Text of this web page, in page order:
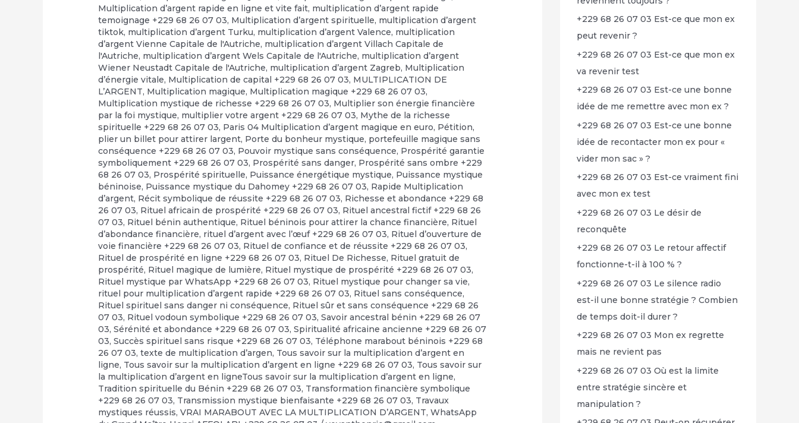
Multiplication d’argent rapide en ligne et vite fait, multiplication d’argent rapide
temoignage +229 68 26 07 03, Multiplication d’argent spirituelle, multiplication d’argent
tiktok, multiplication d’argent Turku, multiplication d’argent Valence, multiplication
d’argent Vienne Capitale de l'Autriche, multiplication d’argent Villach Capitale de
l'Autriche, multiplication d’argent Wels Capitale de l'Autriche, multiplication d’argent
Wiener Neustadt Capitale de l'Autriche, multiplication d’argent Zagreb, Multiplication
d’énergie vitale, Multiplication de capital +229 68 26 07 03, MULTIPLICATION DE
L’ARGENT, Multiplication magique, Multiplication magique +229 68 26 07 03,
Multiplication mystique de richesse +229 68 26 07 03, Multiplier son énergie financière
par la foi mystique, multiplier votre argent +229 68 26 07 03, Mythe de la richesse
spirituelle +229 68 26 07 03, Paris 04 Multiplication d’argent magique en euro, Pétition,
plier un billet pour attirer largent, Porte du bonheur mystique, portefeuille magique sans
conséquence +229 68 26 07 03, Pouvoir mystique sans conséquence, Prospérité garantie
symboliquement +229 68 26 07 03, Prospérité sans danger, Prospérité sans ombre +229
68 26 07 03, Prospérité spirituelle, Puissance énergétique mystique, Puissance mystique
béninoise, Puissance mystique du Dahomey +229 68 26 07 03, Rapide Multiplication
d’argent, Récit symbolique de réussite +229 68 26 07 03, Richesse et abondance +229 68
26 07 03, Rituel africain de prospérité +229 68 26 07 03, Rituel ancestral fictif +229 68 26
07 03, Rituel bénin authentique, Rituel béninois pour attirer la chance financière, Rituel
d’abondance financière, rituel d’argent avec l’œuf +229 68 26 07 03, Rituel d’ouverture de
voie financière +229 68 26 07 03, Rituel de confiance et de réussite +229 68 26 07 03,
Rituel de prospérité en ligne +229 68 26 07 03, Rituel De Richesse, Rituel gratuit de
prospérité, Rituel magique de lumière, Rituel mystique de prospérité +229 68 26 07 03,
Rituel mystique par WhatsApp +229 68 26 07 03, Rituel mystique pour changer sa vie,
rituel pour multiplication d’argent rapide +229 68 26 07 03, Rituel sans conséquence,
Rituel spirituel sans danger ni conséquence, Rituel sûr et sans conséquence +229 68 26
07 03, Rituel vodoun symbolique +229 68 26 07 03,Savoir ancestral bénin +229 68 26 07
03,Sérénité et abondance +229 68 26 07 03,Spiritualité africaine ancienne +229 68 26 07
03,Succès spirituel sans risque +229 68 26 07 03, Téléphone marabout béninois +229 68
26 07 03,texte de multiplication d’argen, Tous savoir sur la multiplication d’argent en
ligne, Tous savoir sur la multiplication d’argent en ligne +229 68 26 07 03, Tous savoir sur
la multiplication d’argent en ligneTous savoir sur la multiplication d’argent en ligne,
Tradition spirituelle du Bénin +229 68 26 07 03, Transformation financière symbolique
+229 68 26 07 03, Transmission mystique bienfaisante +229 68 26 07 03, Travaux
mystiques réussis,VRAI MARABOUT AVEC LA MULTIPLICATION D’ARGENT,WhatsApp
+229 68 26 07 03 Est-ce que mon ex
peut revenir ?
+229 68 26 07 03 Est-ce que mon ex
va revenir test
+229 68 26 07 03 Est-ce une bonne
idée de me remettre avec mon ex ?
+229 68 26 07 03 Est-ce une bonne
idée de recontacter mon ex pour «
vider mon sac » ?
+229 68 26 07 03 Est-ce vraiment fini
avec mon ex test
+229 68 26 07 03 Le désir de
reconquête
+229 68 26 07 03 Le retour affectif
fonctionne-t-il à 100 % ?
+229 68 26 07 03 Le silence radio
est-il une bonne stratégie ? Combien
de temps doit-il durer ?
+229 68 26 07 03 Mon ex regrette
mais ne revient pas
+229 68 26 07 03 Où est la limite
entre stratégie sincère et
manipulation ?